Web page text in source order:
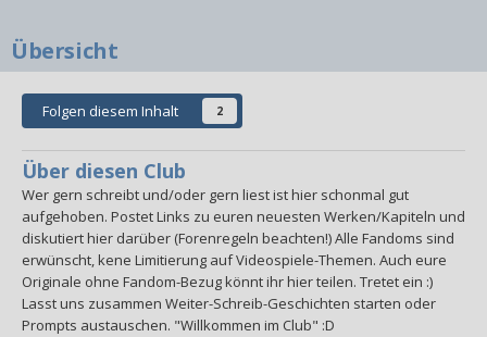
Übersicht
Folgen diesem Inhalt 2
Über diesen Club
Wer gern schreibt und/oder gern liest ist hier schonmal gut
aufgehoben. Postet Links zu euren neuesten Werken/Kapiteln und
diskutiert hier darüber (Forenregeln beachten!) Alle Fandoms sind
erwünscht, kene Limitierung auf Videospiele-Themen. Auch eure
Originale ohne Fandom-Bezug könnt ihr hier teilen. Tretet ein :)
Lasst uns zusammen Weiter-Schreib-Geschichten starten oder
Prompts austauschen. "Willkommen im Club" :D